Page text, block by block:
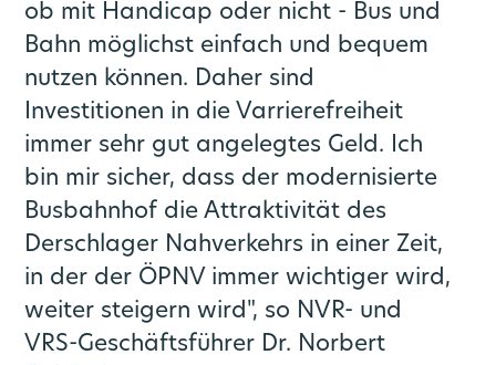
ob mit Handicap oder nicht - Bus und
Bahn möglichst einfach und bequem
nutzen können. Daher sind
Investitionen in die Varrierefreiheit
immer sehr gut angelegtes Geld. Ich
bin mir sicher, dass der modernisierte
Busbahnhof die Attraktivität des
Derschlager Nahverkehrs in einer Zeit,
in der der ÖPNV immer wichtiger wird,
weiter steigern wird", so NVR- und
VRS-Geschäftsführer Dr. Norbert